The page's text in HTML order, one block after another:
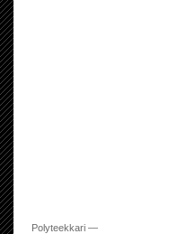
Polyteekkari —